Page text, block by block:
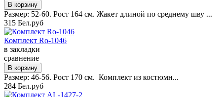
Размер: 52-60. Рост 164 см. Жакет длиной по среднему шву ...
315 Бел.руб
Комплект Ro-1046
в закладки
сравнение
Размер: 46-56. Рост 170 см. Комплект из костюмн...
284 Бел.руб